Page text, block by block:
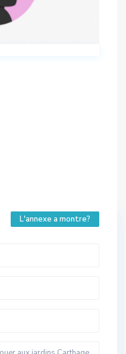
L'annexe a montre?